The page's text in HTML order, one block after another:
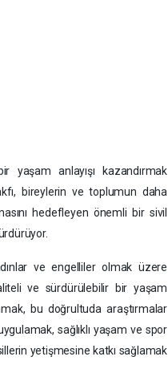
yaşam anlayışı kazandırmak
bireylerin ve toplumun daha
hedefleyen önemli bir sivil
ve engelliler olmak üzere
ve sürdürülebilir bir yaşam
bu doğrultuda araştırmalar
sağlıklı yaşam ve spor
yetişmesine katkı sağlamak